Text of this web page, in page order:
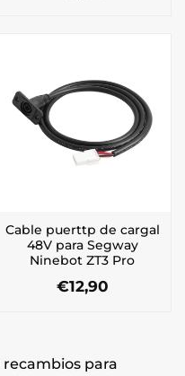
Cable puerttp de cargal
48V para Segway
Ninebot ZT3 Pro
€12,90
para